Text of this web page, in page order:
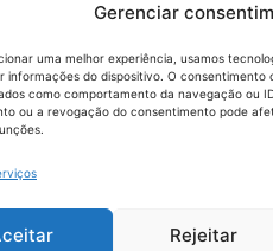
Gerenciar
uma melhor experiência, usamos
informações do dispositivo. O consentimento
como comportamento da navegação ou
ou a revogação do consentimento pode
Rejeitar